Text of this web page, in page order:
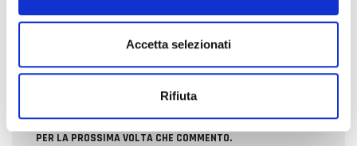
Accetta selezionati
Rifiuta
SALVA IL MIO NOME, EMAIL E SITO WEB IN QUESTO BROWSER
PER LA PROSSIMA VOLTA CHE COMMENTO.